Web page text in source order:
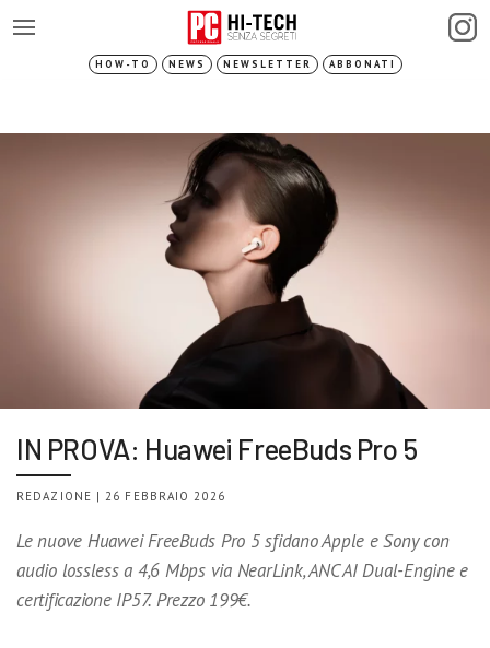
HOW-TO NEWS NEWSLETTER ABBONATI
IN PROVA: Huawei FreeBuds Pro 5
REDAZIONE | 26 FEBBRAIO 2026
Le nuove Huawei FreeBuds Pro 5 sfidano Apple e Sony con
audio lossless a 4,6 Mbps via NearLink, ANC AI Dual-Engine e
certificazione IP57. Prezzo 199€.